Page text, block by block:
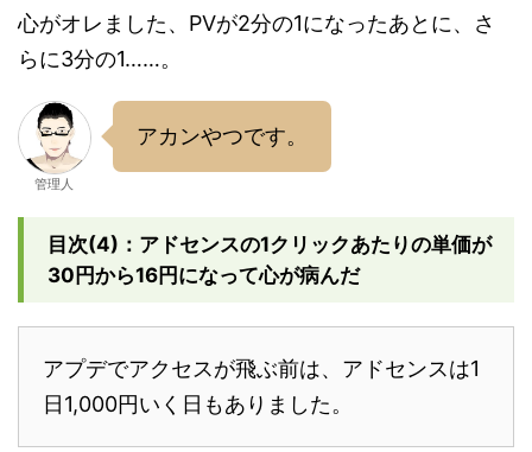
心がオレました、PVが2分の1になったあとに、さ
らに3分の1……。
管理人
アカンやつです。
目次(4)：アドセンスの1クリックあたりの単価が
30円から16円になって心が病んだ
アプデでアクセスが飛ぶ前は、アドセンスは1
日1,000円いく日もありました。